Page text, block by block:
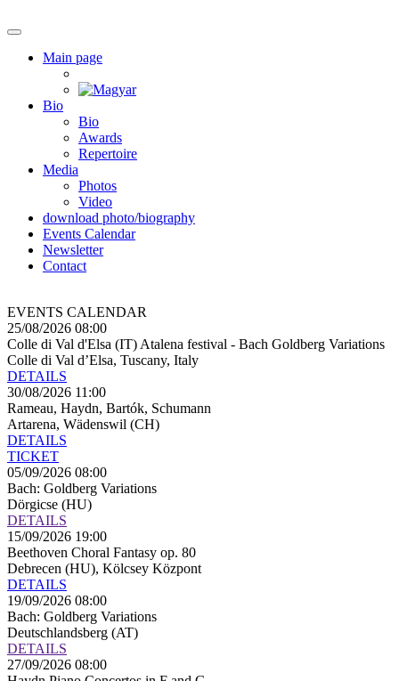
Main page
Bio
Bio
Awards
Repertoire
Media
Photos
Video
download photo/biography
Events Calendar
Newsletter
Contact
EVENTS CALENDAR
25/08/2026 08:00
Colle di Val d'Elsa (IT) Atalena festival - Bach Goldberg Variations
Colle di Val d’Elsa, Tuscany, Italy
DETAILS
30/08/2026 11:00
Rameau, Haydn, Bartók, Schumann
Artarena, Wädenswil (CH)
DETAILS
TICKET
05/09/2026 08:00
Bach: Goldberg Variations
Dörgicse (HU)
DETAILS
15/09/2026 19:00
Beethoven Choral Fantasy op. 80
Debrecen (HU), Kölcsey Központ
DETAILS
19/09/2026 08:00
Bach: Goldberg Variations
Deutschlandsberg (AT)
DETAILS
27/09/2026 08:00